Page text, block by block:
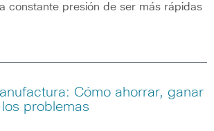
constante presión de ser más rápidas
Cómo ahorrar, ganar
problemas